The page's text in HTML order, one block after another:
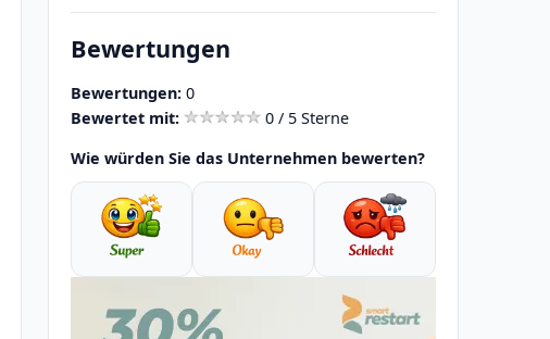
Bewertungen
Bewertungen: 0
Bewertet mit:
0 / 5 Sterne
Wie würden Sie das Unternehmen bewerten?